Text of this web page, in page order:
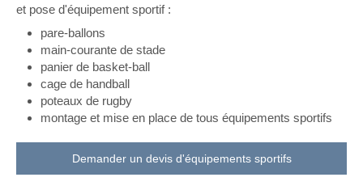
et pose d'équipement sportif :
pare-ballons
main-courante de stade
panier de basket-ball
cage de handball
poteaux de rugby
montage et mise en place de tous équipements sportifs
Demander un devis d'équipements sportifs